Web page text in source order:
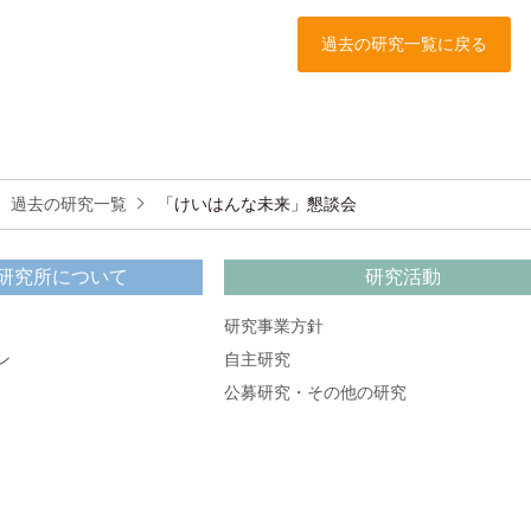
過去の研究一覧に戻る
過去の研究一覧 「けいはんな未来」懇談会
究所について 研究活動
研究事業方針
自主研究
公募研究・その他の研究